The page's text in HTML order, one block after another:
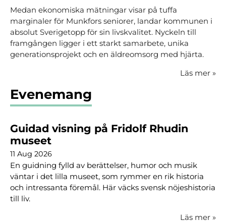
Medan ekonomiska mätningar visar på tuffa
marginaler för Munkfors seniorer, landar kommunen i
absolut Sverigetopp för sin livskvalitet. Nyckeln till
framgången ligger i ett starkt samarbete, unika
generationsprojekt och en äldreomsorg med hjärta.
Läs mer »
Evenemang
Guidad visning på Fridolf Rhudin
museet
11 Aug 2026
En guidning fylld av berättelser, humor och musik
väntar i det lilla museet, som rymmer en rik historia
och intressanta föremål. Här väcks svensk nöjeshistoria
till liv.
Läs mer »